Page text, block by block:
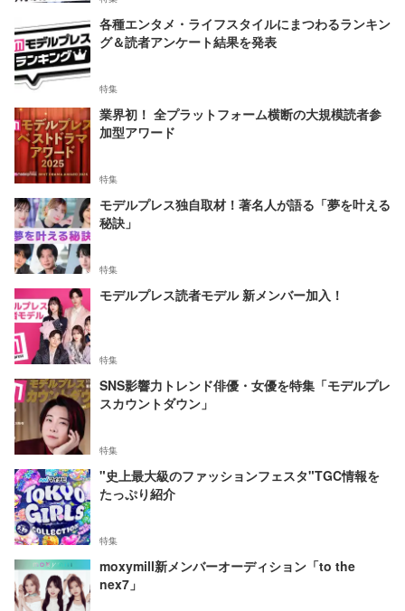
各種エンタメ・ライフスタイルにまつわるランキン
グ＆読者アンケート結果を発表
特集
業界初！ 全プラットフォーム横断の大規模読者参
加型アワード
特集
モデルプレス独自取材！著名人が語る「夢を叶える
秘訣」
特集
モデルプレス読者モデル 新メンバー加入！
特集
SNS影響力トレンド俳優・女優を特集「モデルプレ
スカウントダウン」
特集
"史上最大級のファッションフェスタ"TGC情報を
たっぷり紹介
特集
moxymill新メンバーオーディション「to the
nex7」